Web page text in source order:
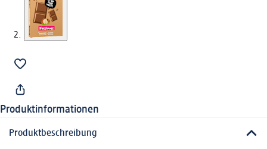
Produktinformationen
Produktbeschreibung